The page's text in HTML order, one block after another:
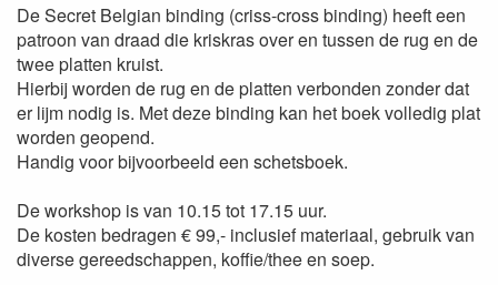
De Secret Belgian binding (criss-cross binding) heeft een
patroon van draad die kriskras over en tussen de rug en de
twee platten kruist.
Hierbij worden de rug en de platten verbonden zonder dat
er lijm nodig is. Met deze binding kan het boek volledig plat
worden geopend.
Handig voor bijvoorbeeld een schetsboek.
De workshop is van 10.15 tot 17.15 uur.
De kosten bedragen € 99,- inclusief materiaal, gebruik van
diverse gereedschappen, koffie/thee en soep.